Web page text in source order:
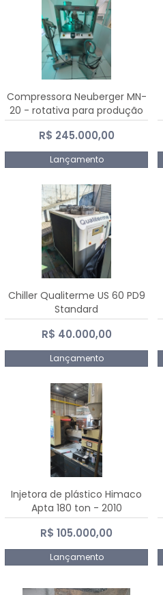
Compressora Neuberger MN-
20 - rotativa para produção
de comprimidos
R$ 245.000,00
Lançamento
Chiller Qualiterme US 60 PD9
Standard
R$ 40.000,00
Lançamento
Injetora de plástico Himaco
Apta 180 ton - 2010
R$ 105.000,00
Lançamento